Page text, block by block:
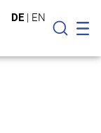
DE | EN
Suche